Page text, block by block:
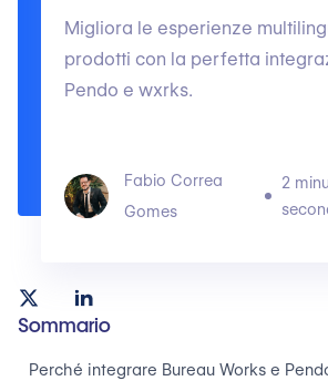
Migliora le esperienze
prodotti con la perfetta
Pendo e wxrks.
Fabio Correa
Gomes
2
Sommario
Perché integrare Bureau Works e